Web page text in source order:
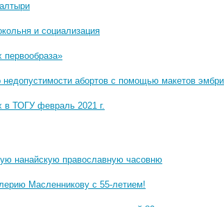
и социализация
абортов с помощью макетов
в ТОГУ февраль 2021 г.
нанайскую православную часовню
Масленникову с 55-летием!